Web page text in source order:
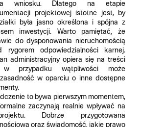
wniosku. Dlatego na etapie
projektowej istotne jest, by
była jasno określona i spójna z
inwestycji. Warto pamiętać, że
do dysponowania nieruchomością
rygorem odpowiedzialności karnej.
administracyjny opiera się na treści
przypadku wątpliwości może
w oparciu o inne dostępne
to bywa pierwszym momentem,
zaczynają realnie wpływać na
Dobrze przygotowana
oraz świadomość, jakie prawo